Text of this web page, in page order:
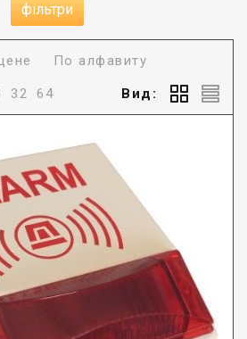
фільтри
По алфавиту
32 64 Вид: